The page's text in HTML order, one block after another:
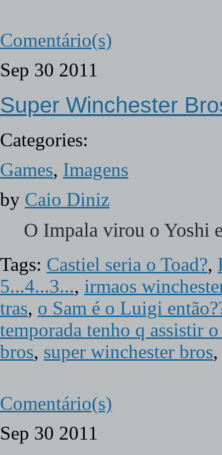
Comentário(s)
Sep 30 2011
Super Winchester
Categories:
Games, Imagens
by Caio Diniz
O Impala virou o Yoshi
Tags: Castiel seria o Toad?,
5...4...3..., irmaos
tras, o Sam é o Luigi
temporada tenho q assistir
bros, super winchester bros
Comentário(s)
Sep 30 2011